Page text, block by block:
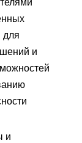
для
и
и